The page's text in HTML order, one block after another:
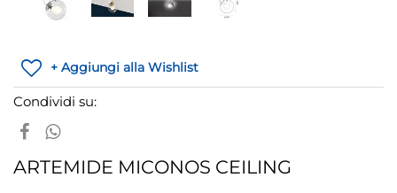
+ Aggiungi alla Wishlist
Condividi su:
ARTEMIDE MICONOS CEILING